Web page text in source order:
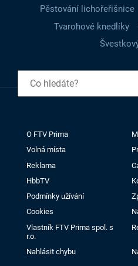
Pěstování lichořeřišnice
Tvarohové knedlíky
O FTV Prima
Volná místa
Reklama
HbbTV
Podmínky užívání
Cookies
Vlastník FTV Prima spol. s
r.o.
Nahlásit chybu